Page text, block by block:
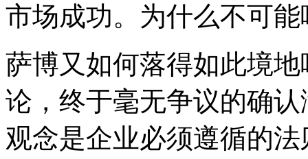
市场成功。为什么不可能
萨博又如何落得如此境
论，终于毫无争议的确
观念是企业必须遵循的